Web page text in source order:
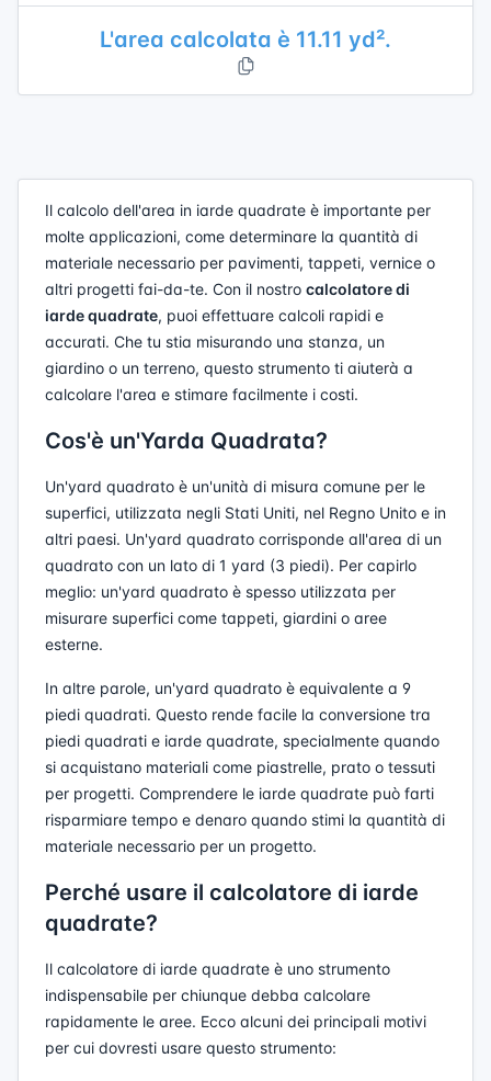
L'area calcolata è 11.11 yd².
Il calcolo dell'area in iarde quadrate è importante per
molte applicazioni, come determinare la quantità di
materiale necessario per pavimenti, tappeti, vernice o
altri progetti fai-da-te. Con il nostro calcolatore di
iarde quadrate, puoi effettuare calcoli rapidi e
accurati. Che tu stia misurando una stanza, un
giardino o un terreno, questo strumento ti aiuterà a
calcolare l'area e stimare facilmente i costi.
Cos'è un'Yarda Quadrata?
Un'yard quadrato è un'unità di misura comune per le
superfici, utilizzata negli Stati Uniti, nel Regno Unito e in
altri paesi. Un'yard quadrato corrisponde all'area di un
quadrato con un lato di 1 yard (3 piedi). Per capirlo
meglio: un'yard quadrato è spesso utilizzata per
misurare superfici come tappeti, giardini o aree
esterne.
In altre parole, un'yard quadrato è equivalente a 9
piedi quadrati. Questo rende facile la conversione tra
piedi quadrati e iarde quadrate, specialmente quando
si acquistano materiali come piastrelle, prato o tessuti
per progetti. Comprendere le iarde quadrate può farti
risparmiare tempo e denaro quando stimi la quantità di
materiale necessario per un progetto.
Perché usare il calcolatore di iarde
quadrate?
Il calcolatore di iarde quadrate è uno strumento
indispensabile per chiunque debba calcolare
rapidamente le aree. Ecco alcuni dei principali motivi
per cui dovresti usare questo strumento: